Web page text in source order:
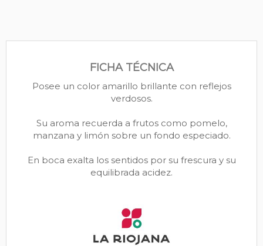
FICHA TÉCNICA
Posee un color amarillo brillante con reflejos
verdosos.
Su aroma recuerda a frutos como pomelo,
manzana y limón sobre un fondo especiado.
En boca exalta los sentidos por su frescura y su
equilibrada acidez.